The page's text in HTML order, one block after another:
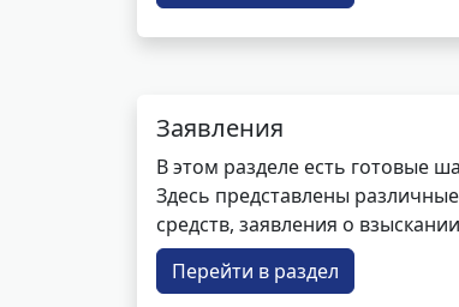
Заявления
В этом разделе есть готовые
Здесь представлены
средств, заявления о
Перейти в раздел